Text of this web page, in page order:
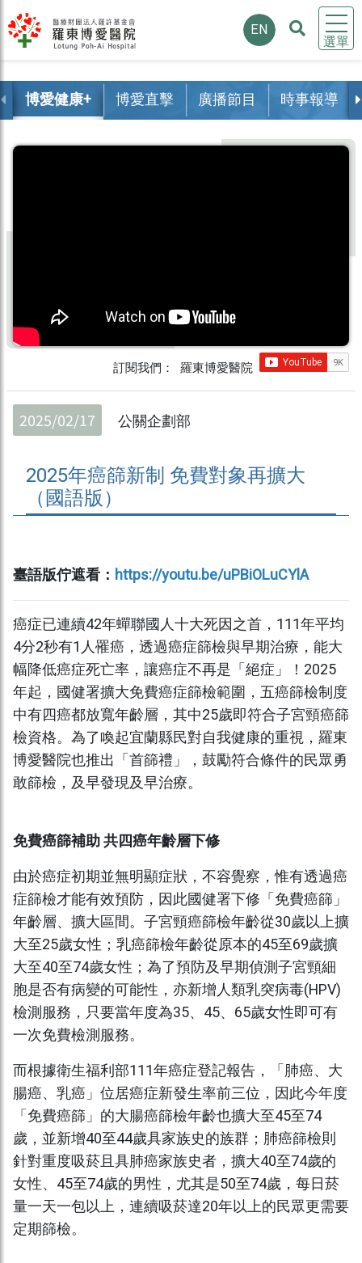
選單
EN
博愛健康+ 博愛直擊 廣播節目 時事報導
訂閱我們： 羅東博愛醫院
2025/02/17 公關企劃部
2025年癌篩新制 免費對象再擴大
（國語版）
臺語版佇遮看： https://youtu.be/uPBiOLuCYlA
癌症已連續42年蟬聯國人十大死因之首，111年平均
4分2秒有1人罹癌，透過癌症篩檢與早期治療，能大
幅降低癌症死亡率，讓癌症不再是「絕症」！2025
年起，國健署擴大免費癌症篩檢範圍，五癌篩檢制度
中有四癌都放寬年齡層，其中25歲即符合子宮頸癌篩
檢資格。為了喚起宜蘭縣民對自我健康的重視，羅東
博愛醫院也推出「首篩禮」，鼓勵符合條件的民眾勇
敢篩檢，及早發現及早治療。
免費癌篩補助 共四癌年齡層下修
由於癌症初期並無明顯症狀，不容覺察，惟有透過癌
症篩檢才能有效預防，因此國健署下修「免費癌篩」
年齡層、擴大區間。子宮頸癌篩檢年齡從30歲以上擴
大至25歲女性；乳癌篩檢年齡從原本的45至69歲擴
大至40至74歲女性；為了預防及早期偵測子宮頸細
胞是否有病變的可能性，亦新增人類乳突病毒(HPV)
檢測服務，只要當年度為35、45、65歲女性即可有
一次免費檢測服務。
而根據衛生福利部111年癌症登記報告，「肺癌、大
腸癌、乳癌」位居癌症新發生率前三位，因此今年度
「免費癌篩」的大腸癌篩檢年齡也擴大至45至74
歲，並新增40至44歲具家族史的族群；肺癌篩檢則
針對重度吸菸且具肺癌家族史者，擴大40至74歲的
女性、45至74歲的男性，尤其是50至74歲，每日菸
量一天一包以上，連續吸菸達20年以上的民眾更需要
定期篩檢。